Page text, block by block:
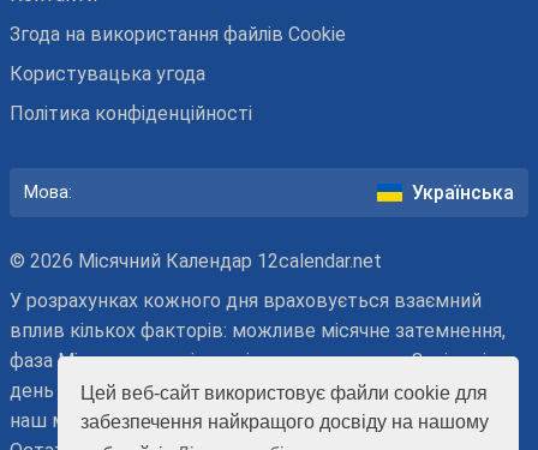
Цей веб-сайт використовує файли cookie для
забезпечення найкращого досвіду на нашому
Згода на використання файлів Cookie
Користувацька угода
Політика конфіденційності
Мова: Українська
© 2026 Місячний Календар 12calendar.net
У розрахунках кожного дня враховується взаємний
вплив кількох факторів: можливе місячне затемнення,
фаза Місяця, черговість місячного дня, знак Зодіаку і
день тижня. При плануванні активності враховуйте, що
наш місячний календар має рекомендаційний характер.